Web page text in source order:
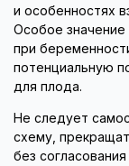
и особенностях
Особое
при
потенциальную
для плода.
Не следует
схему,
без